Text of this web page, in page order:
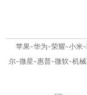
苹果-华为-荣耀-小米
尔-微星-惠普-微软-机